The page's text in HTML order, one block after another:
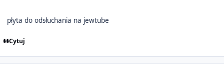
płyta do odsłuchania na jewtube
Cytuj